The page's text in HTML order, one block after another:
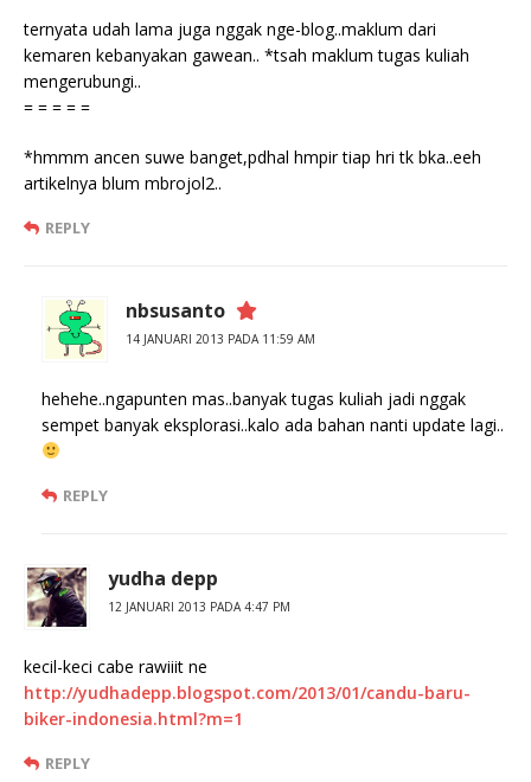
ternyata udah lama juga nggak nge-blog..maklum dari
kemaren kebanyakan gawean.. *tsah maklum tugas kuliah
mengerubungi..
= = = = =
*hmmm ancen suwe banget,pdhal hmpir tiap hri tk bka..eeh
artikelnya blum mbrojol2..
REPLY
nbsusanto
14 JANUARI 2013 PADA 11:59 AM
hehehe..ngapunten mas..banyak tugas kuliah jadi nggak
sempet banyak eksplorasi..kalo ada bahan nanti update lagi..
REPLY
yudha depp
12 JANUARI 2013 PADA 4:47 PM
kecil-keci cabe rawiiit ne
http://yudhadepp.blogspot.com/2013/01/candu-baru-
biker-indonesia.html?m=1
REPLY